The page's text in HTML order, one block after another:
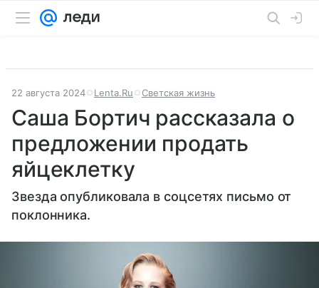
22 августа 2024 Lenta.Ru Светская жизнь
Саша Бортич рассказала о
предложении продать
яйцеклетку
Звезда опубликовала в соцсетях письмо от
поклонника.